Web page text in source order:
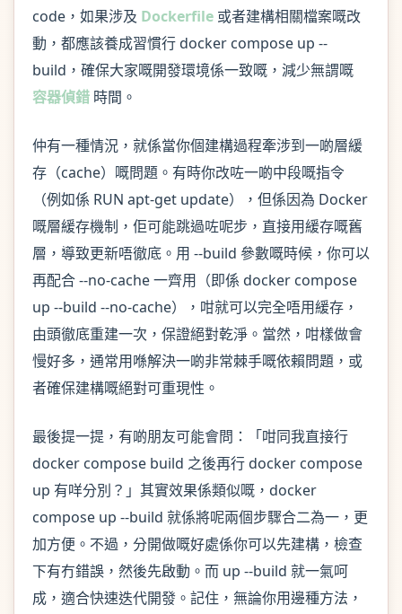
code，如果涉及 Dockerfile 或者建構相關檔案嘅改
動，都應該養成習慣行 docker compose up --
build，確保大家嘅開發環境係一致嘅，減少無謂嘅
容器偵錯 時間。
仲有一種情況，就係當你個建構過程牽涉到一啲層緩
存（cache）嘅問題。有時你改咗一啲中段嘅指令
（例如係 RUN apt-get update），但係因為 Docker
嘅層緩存機制，佢可能跳過咗呢步，直接用緩存嘅舊
層，導致更新唔徹底。用 --build 參數嘅時候，你可以
再配合 --no-cache 一齊用（即係 docker compose
up --build --no-cache），咁就可以完全唔用緩存，
由頭徹底重建一次，保證絕對乾淨。當然，咁樣做會
慢好多，通常用喺解決一啲非常棘手嘅依賴問題，或
者確保建構嘅絕對可重現性。
最後提一提，有啲朋友可能會問：「咁同我直接行
docker compose build 之後再行 docker compose
up 有咩分別？」其實效果係類似嘅，docker
compose up --build 就係將呢兩個步驟合二為一，更
加方便。不過，分開做嘅好處係你可以先建構，檢查
下有冇錯誤，然後先啟動。而 up --build 就一氣呵
成，適合快速迭代開發。記住，無論你用邊種方法，